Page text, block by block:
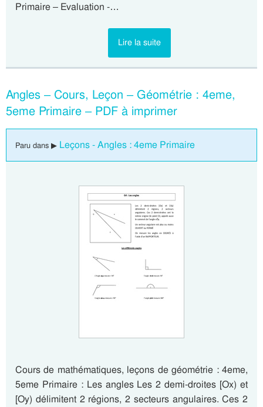
Primaire – Evaluation -…
Lire la suite
Angles – Cours, Leçon – Géométrie : 4eme,
5eme Primaire – PDF à imprimer
Paru dans ▶ Leçons - Angles : 4eme Primaire
Cours de mathématiques, leçons de géométrie : 4eme,
5eme Primaire : Les angles Les 2 demi-droites [Ox) et
[Oy) délimitent 2 régions, 2 secteurs angulaires. Ces 2